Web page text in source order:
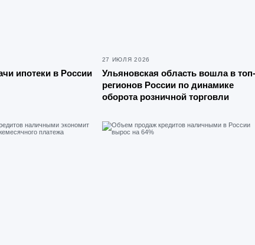
ипотеки в России
27 ИЮЛЯ 2026
Ульяновская область вошла в
регионов России по динамике
оборота розничной торговли